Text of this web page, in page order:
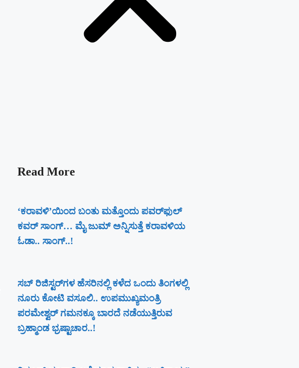
Read More
‘ಕರಾವಳಿ’ಯಿಂದ ಬಂತು ಮತ್ತೊಂದು ಪವರ್‌ಫುಲ್
ಕವರ್ ಸಾಂಗ್… ಮೈ ಜುಮ್ ಅನ್ನಿಸುತ್ತೆ ಕರಾವಳಿಯ
ಓಡಾ.. ಸಾಂಗ್‌..!
ಸಬ್ ರಿಜಿಸ್ಟರ್​ಗಳ ಹೆಸರಿನಲ್ಲಿ ಕಳೆದ ಒಂದು ತಿಂಗಳಲ್ಲಿ
ನೂರು ಕೋಟಿ ವಸೂಲಿ.. ಉಪಮುಖ್ಯಮಂತ್ರಿ
ಪರಮೇಶ್ವರ್​ ಗಮನಕ್ಕೂ ಬಾರದೆ ನಡೆಯುತ್ತಿರುವ
ಬ್ರಹ್ಮಾಂಡ ಭ್ರಷ್ಟಾಚಾರ..!